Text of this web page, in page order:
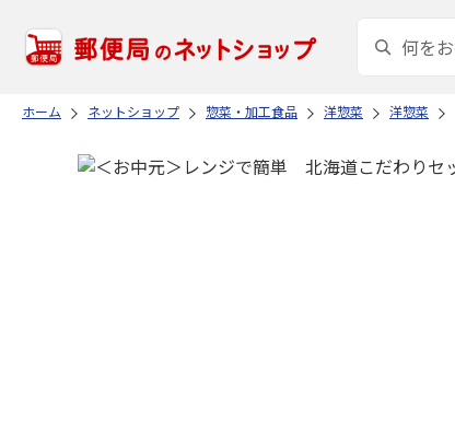
ホーム ネットショップ 惣菜・加工食品 洋惣菜 洋惣菜